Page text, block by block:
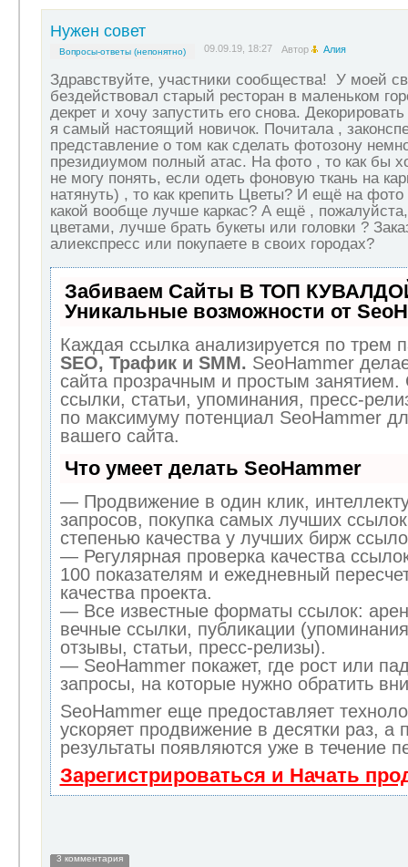
Нужен совет
Вопросы-ответы (непонятно) 09.09.19, 18:27 Автор Алия
Здравствуйте, участники сообщества!
У моей
бездействовал старый ресторан в маленьком
декрет и хочу запустить его снова.
я самый настоящий новичок. Почитала ,
представление о том как сделать фотозону
президиумом полный атас. На фото , то как бы
не могу понять, если одеть фоновую ткань на
натянуть) , то как крепить Цветы? И ещё на фото
какой вообще лучше каркас? А ещё ,
цветами, лучше брать букеты или головки ?
алиекспресс или покупаете в своих городах?
Забиваем Сайты В ТОП
Уникальные возможности от
Каждая ссылка анализируется по трем
SEO, Трафик и SMM. SeoHammer
сайта прозрачным и простым
ссылки, статьи, упоминания, пресс-
по максимуму потенциал SeoHammer
вашего сайта.
Что умеет делать SeoHammer
— Продвижение в один клик,
запросов, покупка самых лучших
степенью качества у лучших бирж
— Регулярная проверка качества
100 показателям и ежедневный
качества проекта.
— Все известные форматы ссылок:
вечные ссылки, публикации
отзывы, статьи, пресс-релизы).
— SeoHammer покажет, где рост или
запросы, на которые нужно обратить
SeoHammer еще предоставляет
ускоряет продвижение в десятки раз, а
результаты появляются уже в течение
Зарегистрироваться и Начать
3 комментария